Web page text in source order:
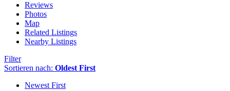
Reviews
Photos
Map
Related Listings
Nearby Listings
Filter
Sortieren nach: Oldest First
Newest First